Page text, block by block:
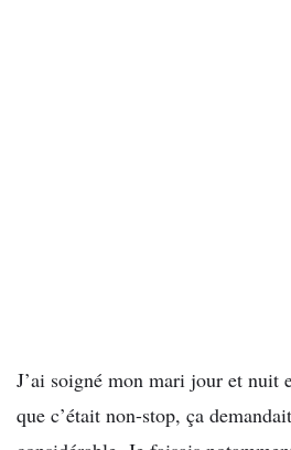
J’ai soigné mon mari jour et nuit
que c’était non-stop, ça